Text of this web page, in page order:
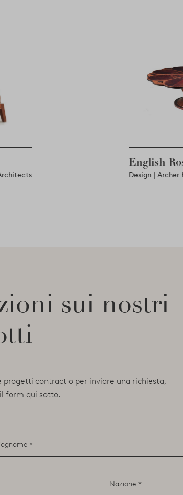
Architects
English
Design |
sui nostri
contract o per inviare una richiesta,
form qui sotto.